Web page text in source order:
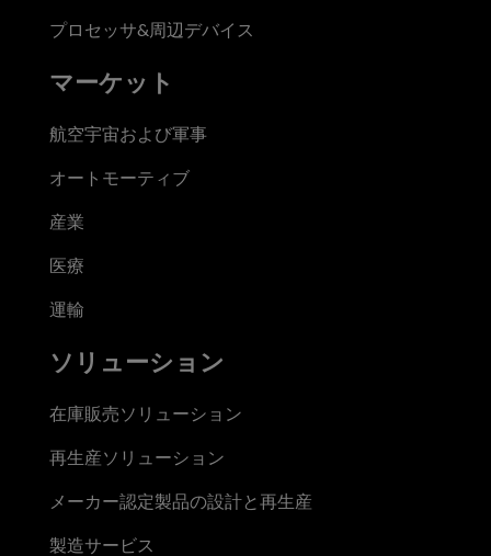
プロセッサ&周辺デバイス
マーケット
航空宇宙および軍事
オートモーティブ
産業
医療
運輸
ソリューション
在庫販売ソリューション
再生産ソリューション
メーカー認定製品の設計と再生産
製造サービス